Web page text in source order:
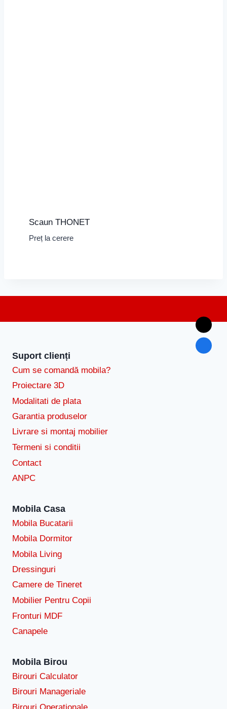
Scaun THONET
Preț la cerere
Suport clienți
Cum se comandă mobila?
Proiectare 3D
Modalitati de plata
Garantia produselor
Livrare si montaj mobilier
Termeni si conditii
Contact
ANPC
Mobila Casa
Mobila Bucatarii
Mobila Dormitor
Mobila Living
Dressinguri
Camere de Tineret
Mobilier Pentru Copii
Fronturi MDF
Canapele
Mobila Birou
Birouri Calculator
Birouri Manageriale